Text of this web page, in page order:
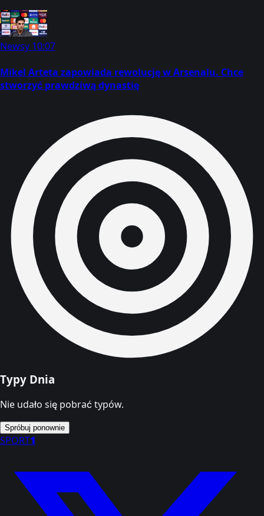
Newsy 10:07
Mikel Arteta zapowiada rewolucję w Arsenalu. Chce
stworzyć prawdziwą dynastię
Typy Dnia
Nie udało się pobrać typów.
Spróbuj ponownie
SPORT1